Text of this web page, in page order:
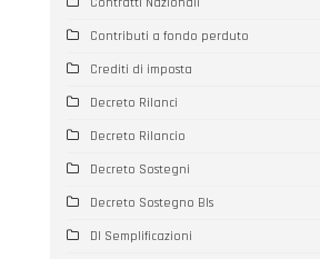
Contributi a fondo perduto
Crediti di imposta
Decreto Rilanci
Decreto Rilancio
Decreto Sostegni
Decreto Sostegno BIs
Dl Semplificazioni